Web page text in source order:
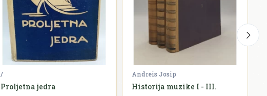
/
Proljetna jedra
Andreis Josip
Historija muzike I - III.